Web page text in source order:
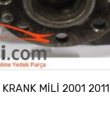
MİLİ 2001 2011